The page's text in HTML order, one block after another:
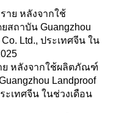
าย หลังจากใช้
สถาบัน Guangzhou
Co. Ltd., ประเทศจีน ใน
ย หลังจากใช้ผลิตภัณฑ์
Landproof
ะเทศจีน ในช่วงเดือน